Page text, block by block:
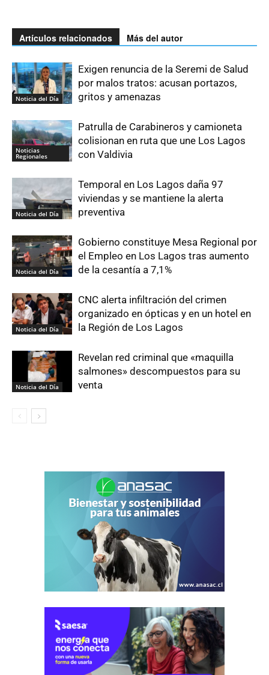
Artículos relacionados Más del autor
Noticia del Día
Exigen renuncia de la Seremi de Salud
por malos tratos: acusan portazos,
gritos y amenazas
Noticias
Regionales
Patrulla de Carabineros y camioneta
colisionan en ruta que une Los Lagos
con Valdivia
Noticia del Día
Temporal en Los Lagos daña 97
viviendas y se mantiene la alerta
preventiva
Noticia del Día
Gobierno constituye Mesa Regional por
el Empleo en Los Lagos tras aumento
de la cesantía a 7,1%
Noticia del Día
CNC alerta infiltración del crimen
organizado en ópticas y en un hotel en
la Región de Los Lagos
Noticia del Día
Revelan red criminal que «maquilla
salmones» descompuestos para su
venta